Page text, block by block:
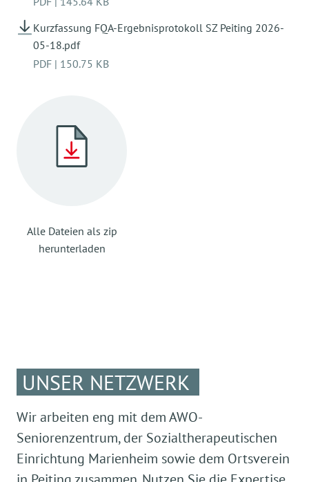
Kurzfassung FQA-Ergebnisprotokoll SZ Peiting 2026-
05-18.pdf
PDF | 150.75 KB
Alle Dateien als zip
herunterladen
UNSER NETZWERK
Wir arbeiten eng mit dem AWO-
Seniorenzentrum, der Sozialtherapeutischen
Einrichtung Marienheim sowie dem Ortsverein